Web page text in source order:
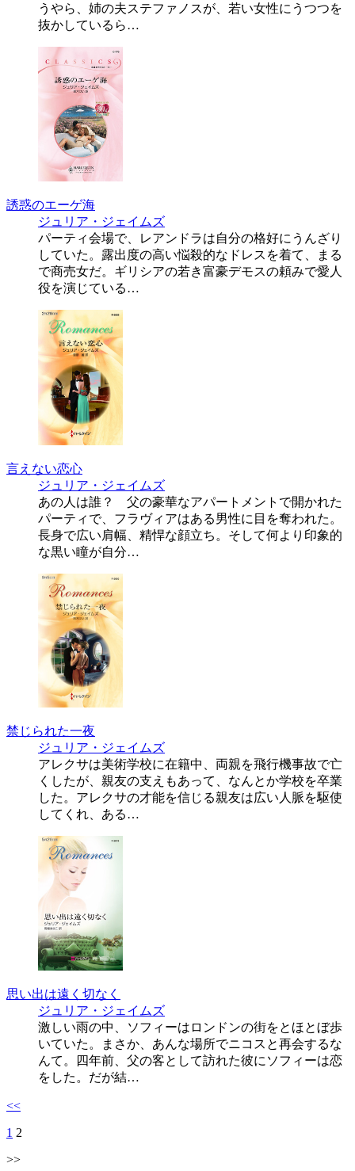
うやら、姉の夫ステファノスが、若い女性にうつつを
抜かしているら…
誘惑のエーゲ海
ジュリア・ジェイムズ
パーティ会場で、レアンドラは自分の格好にうんざり
していた。露出度の高い悩殺的なドレスを着て、まる
で商売女だ。ギリシアの若き富豪デモスの頼みで愛人
役を演じている…
言えない恋心
ジュリア・ジェイムズ
あの人は誰？ 父の豪華なアパートメントで開かれた
パーティで、フラヴィアはある男性に目を奪われた。
長身で広い肩幅、精悍な顔立ち。そして何より印象的
な黒い瞳が自分…
禁じられた一夜
ジュリア・ジェイムズ
アレクサは美術学校に在籍中、両親を飛行機事故で亡
くしたが、親友の支えもあって、なんとか学校を卒業
した。アレクサの才能を信じる親友は広い人脈を駆使
してくれ、ある…
思い出は遠く切なく
ジュリア・ジェイムズ
激しい雨の中、ソフィーはロンドンの街をとほとぼ歩
いていた。まさか、あんな場所でニコスと再会するな
んて。四年前、父の客として訪れた彼にソフィーは恋
をした。だが結…
<<
1 2
>>